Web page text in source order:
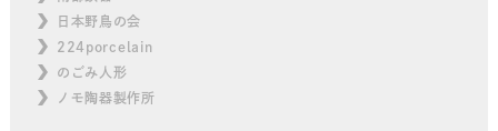
日本野鳥の会
224porcelain
のごみ人形
ノモ陶器製作所